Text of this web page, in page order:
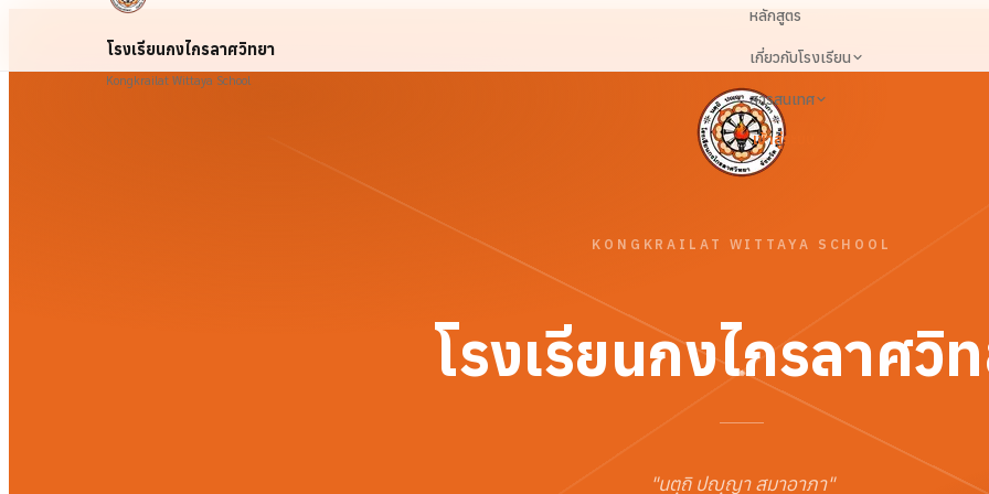
โรงเรียนกงไกรลาศวิทยา
Kongkrailat Wittaya School
หลักสูตร
เกี่ยวกับโรงเรียน
สารสนเทศ
เข้าสู่ระบบ
KONGKRAILAT WITTAYA SCHOOL
โรงเรียนกงไกรลาศวิ
"นตฺถิ ปญฺญา สมาอาภา"